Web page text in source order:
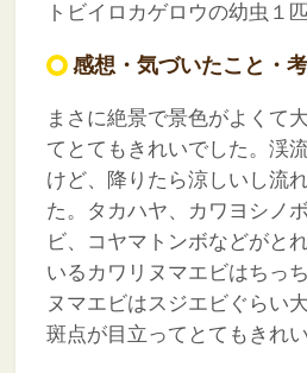
トビイロカゲロウの幼虫１
感想・気づいたこと・
まさに絶景で景色がよくて
てとてもきれいでした。渓
けど、降りたら涼しいし流
た。タカハヤ、カワヨシノ
ビ、コヤマトンボなどがと
いるカワリヌマエビはちっ
ヌマエビはスジエビぐらい
斑点が目立ってとてもきれい